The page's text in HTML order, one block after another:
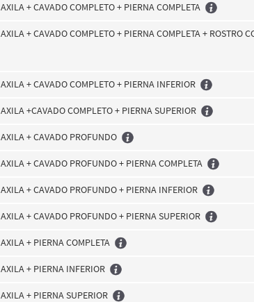
AXILA + CAVADO COMPLETO + PIERNA COMPLETA
AXILA + CAVADO COMPLETO + PIERNA COMPLETA + ROSTRO
AXILA + CAVADO COMPLETO + PIERNA INFERIOR
AXILA +CAVADO COMPLETO + PIERNA SUPERIOR
AXILA + CAVADO PROFUNDO
AXILA + CAVADO PROFUNDO + PIERNA COMPLETA
AXILA + CAVADO PROFUNDO + PIERNA INFERIOR
AXILA + CAVADO PROFUNDO + PIERNA SUPERIOR
AXILA + PIERNA COMPLETA
AXILA + PIERNA INFERIOR
AXILA + PIERNA SUPERIOR